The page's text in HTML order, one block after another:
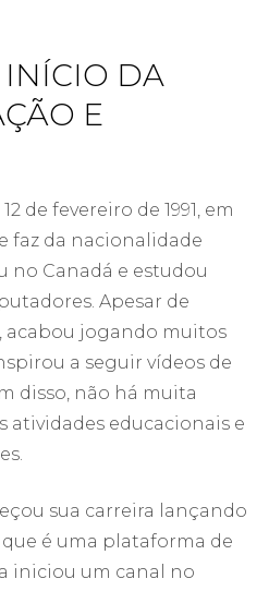
INÍCIO DA
E
de fevereiro de 1991, em
faz da nacionalidade
no Canadá e estudou
Apesar de
acabou jogando muitos
a seguir vídeos de
disso, não há muita
atividades educacionais e
sua carreira lançando
que é uma plataforma de
iniciou um canal no